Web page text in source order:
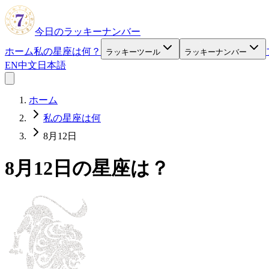
今日のラッキーナンバー
ホーム私の星座は何？ ラッキーツール ラッキーナンバー
EN中文 日本語
ホーム
私の星座は何
8月12日
8月12日の星座は？